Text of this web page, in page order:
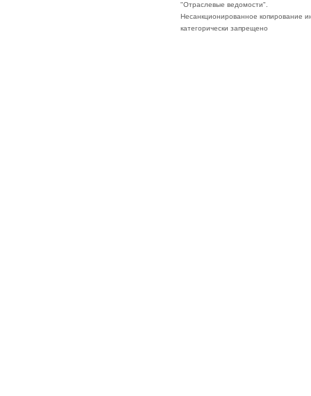
"Отраслевые ведомости".
Несанкционированное копирование
категорически запрещено